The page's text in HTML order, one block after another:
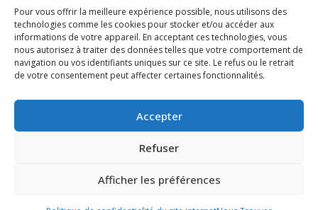
Pour vous offrir la meilleure expérience possible, nous utilisons des
technologies comme les cookies pour stocker et/ou accéder aux
informations de votre appareil. En acceptant ces technologies, vous
nous autorisez à traiter des données telles que votre comportement de
navigation ou vos identifiants uniques sur ce site. Le refus ou le retrait
de votre consentement peut affecter certaines fonctionnalités.
Accepter
Refuser
Afficher les préférences
Gouvernance
Éthique
Fondation CIS
Développement Durable
Services de facility et utility management
smart4you solutions innovantes
Résidents
Collaborateurs
Clients
Communautés locales
Carrière
Pourquoi nous rejoindre ?
Découvrir les métiers de CIS
Investisseurs
Agenda Financier
Assemblée générale
Informations réglementées
Publications financières
Suivez-nous
2026 CIS Groupe – Tous droits réservés –